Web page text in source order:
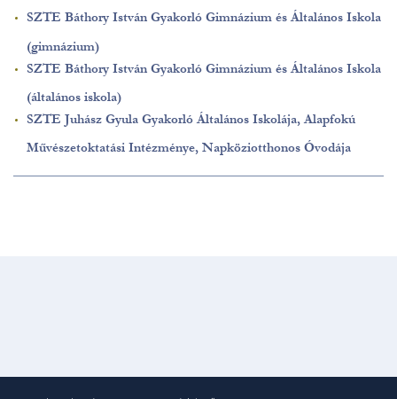
SZTE Báthory István Gyakorló Gimnázium és Általános Iskola
(gimnázium)
SZTE Báthory István Gyakorló Gimnázium és Általános Iskola
(általános iskola)
SZTE Juhász Gyula Gyakorló Általános Iskolája, Alapfokú
Művészetoktatási Intézménye, Napköziotthonos Óvodája